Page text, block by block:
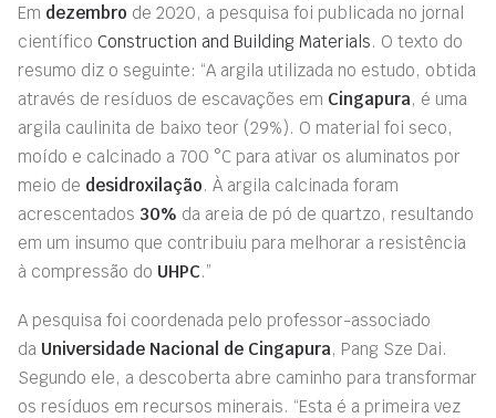
Em dezembro de 2020, a pesquisa foi publicada no jornal
científico Construction and Building Materials. O texto do
resumo diz o seguinte: “A argila utilizada no estudo, obtida
através de resíduos de escavações em Cingapura, é uma
argila caulinita de baixo teor (29%). O material foi seco,
moído e calcinado a 700 °C para ativar os aluminatos por
meio de desidroxilação. À argila calcinada foram
acrescentados 30% da areia de pó de quartzo, resultando
em um insumo que contribuiu para melhorar a resistência
à compressão do UHPC.”
A pesquisa foi coordenada pelo professor-associado
da Universidade Nacional de Cingapura, Pang Sze Dai.
Segundo ele, a descoberta abre caminho para transformar
os resíduos em recursos minerais. “Esta é a primeira vez